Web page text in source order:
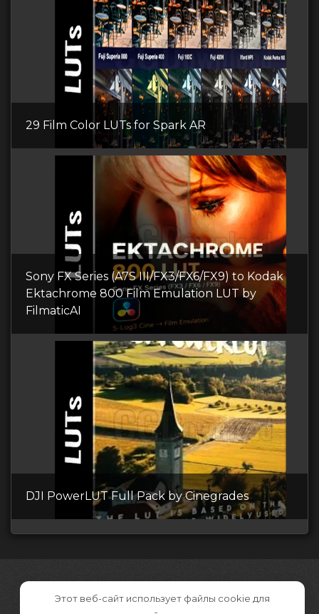
29 Film Color LUTs for Spark AR
Sony FX Series (A7S III/FX3/FX6/FX9) to Kodak
Ektachrome 800 Film Emulation LUT by
FilmaticAI
DJI PowerLUT Full Pack by Cinegrades
Этот веб-сайт использует файлы cookie для